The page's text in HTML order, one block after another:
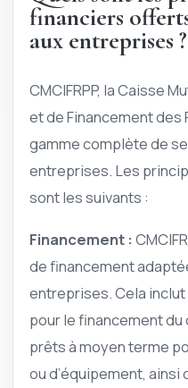
financiers
aux entreprises ?
CMCIFRPP, la Caisse
et de Financement
gamme complète de
entreprises. Les
sont les suivants :
Financement :
de financement
entreprises. Cela
pour le financement
prêts à moyen terme
ou d’équipement,